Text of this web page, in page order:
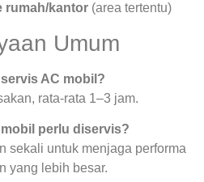
rumah/kantor (area tertentu)
Umum
AC mobil?
rata-rata 1–3 jam.
perlu diservis?
sekali untuk menjaga performa
yang lebih besar.